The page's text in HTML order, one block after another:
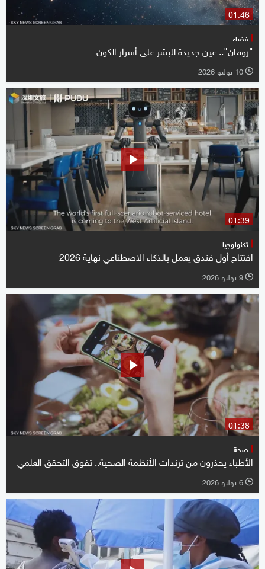
01:46
فضاء
"رومان".. عين جديدة للبشر على أسرار الكون
l 10 يوليو 2026
01:39
تكنولوجيا
افتتاح أول فندق يعمل بالذكاء الاصطناعي نهاية 2026
l 9 يوليو 2026
01:38
صحة
الأطباء يحذرون من ترندات الأنظمة الصحية.. تفوق التحقق العلمي
l 6 يوليو 2026